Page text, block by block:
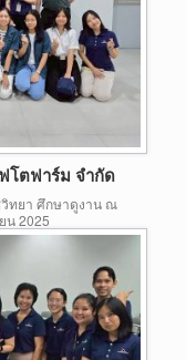
โตฟาร์ม จำกัด
ทยา ศึกษาดูงาน ณ
น 2025